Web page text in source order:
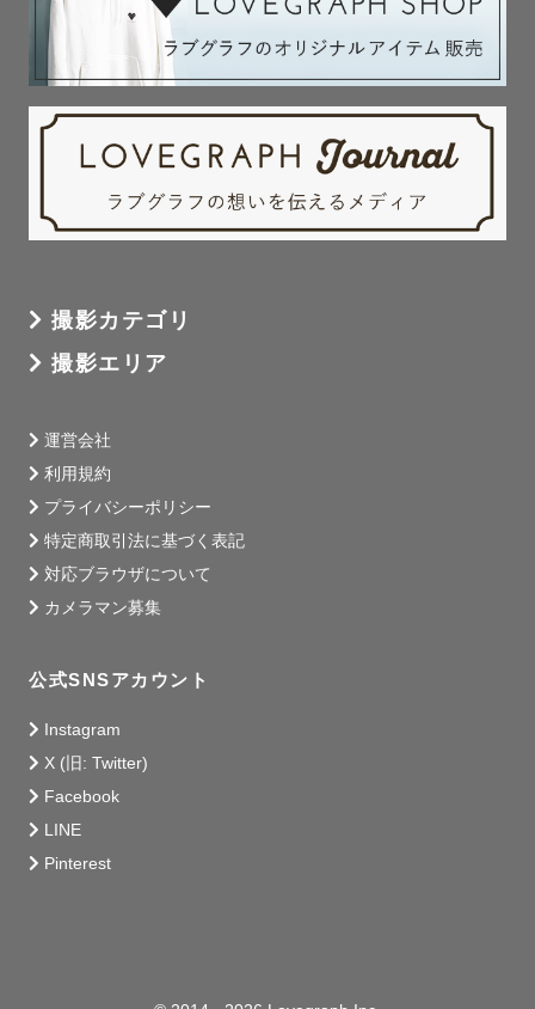
上手ですね…!とよくゲスト様からのお声をいただきます
😌)
韓国風ウェディング (おふたりの楽しそうな雰囲気をその
学生（卒業式・成人式）
ご希望の雰囲気に合わせた編集をいたしますので、イメー
ジがあればお伝えください𓇠
˗ˋˏ　撮影について　ˎˊ˗
「こんなポーズをしてみたい」や「当日はこれを使いた
い！」などなど、
一緒に楽しい時間を過ごす準備ができたらなぁと考えてい
ます
撮影カテゴリ
撮影エリア
運営会社
利用規約
プライバシーポリシー
特定商取引法に基づく表記
対応ブラウザについて
カメラマン募集
公式SNSアカウント
Instagram
X (旧: Twitter)
Facebook
LINE
Pinterest